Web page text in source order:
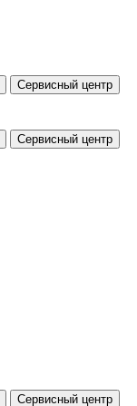
Сервисный центр
Сервисный центр
Сервисный центр